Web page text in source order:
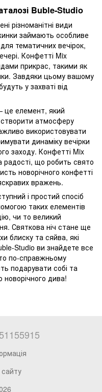
Buble-Studio
різноманітні види
займають особливе
тематичних вечірок,
Конфетті Mix
прикрас, такими як
Завдяки цьому вашому
у захваті від
це елемент, який
атмосферу
використовувати
динаміку вечірки
заходу. Конфетті Mix
радості, що робить свято
новорічного конфетті
вражень.
і простий спосіб
таких елементів
чи то великий
Святкова ніч стане ще
блиску та сяйва, які
Studio ви знайдете все
по-справжньому
подарувати собі та
дива!